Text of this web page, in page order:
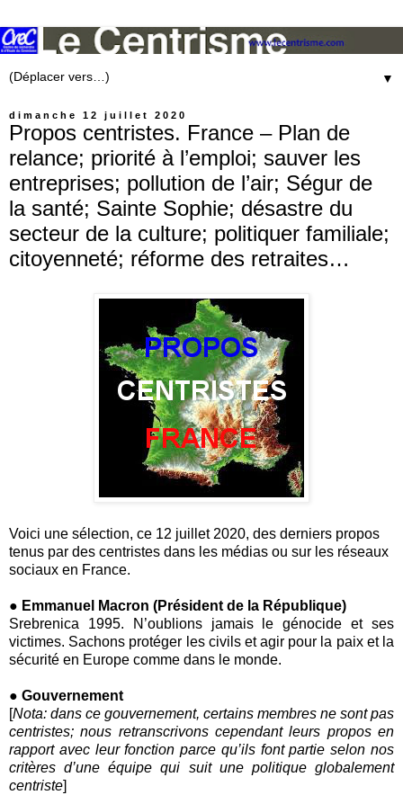
▼
dimanche 12 juillet 2020
Propos centristes. France – Plan de
relance; priorité à l’emploi; sauver les
entreprises; pollution de l’air; Ségur de
la santé; Sainte Sophie; désastre du
secteur de la culture; politiquer familiale;
citoyenneté; réforme des retraites…
Voici une sélection, ce 12 juillet 2020, des derniers propos
tenus par des centristes dans les médias ou sur les réseaux
sociaux en France.
● Emmanuel Macron (Président de la République)
Srebrenica 1995. N’oublions jamais le génocide et ses
victimes. Sachons protéger les civils et agir pour la paix et la
sécurité en Europe comme dans le monde.
● Gouvernement
[Nota: dans ce gouvernement, certains membres ne sont pas
centristes; nous retranscrivons cependant leurs propos en
rapport avec leur fonction parce qu’ils font partie selon nos
critères d’une équipe qui suit une politique globalement
centriste]